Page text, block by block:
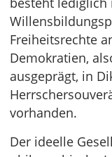
Freiheitsrechte
Demokratien,
ausgeprägt, in
vorhanden.
Der ideelle